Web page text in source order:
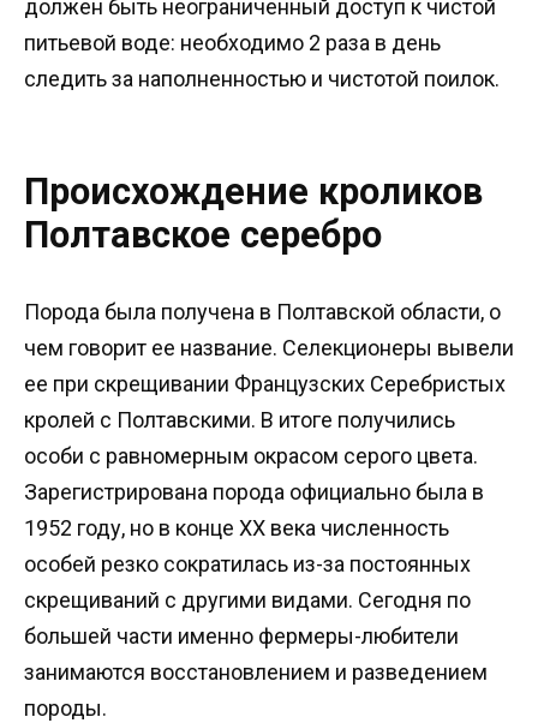
должен быть неограниченный доступ к чистой
питьевой воде: необходимо 2 раза в день
следить за наполненностью и чистотой поилок.
Происхождение кроликов
Полтавское серебро
Порода была получена в Полтавской области, о
чем говорит ее название. Селекционеры вывели
ее при скрещивании Французских Серебристых
кролей с Полтавскими. В итоге получились
особи с равномерным окрасом серого цвета.
Зарегистрирована порода официально была в
1952 году, но в конце XX века численность
особей резко сократилась из-за постоянных
скрещиваний с другими видами. Сегодня по
большей части именно фермеры-любители
занимаются восстановлением и разведением
породы.